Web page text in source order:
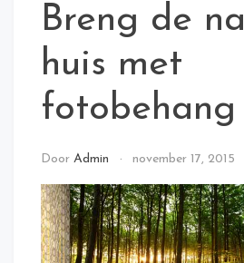
Breng de
huis met
fotobehang
Door Admin november 17, 2015